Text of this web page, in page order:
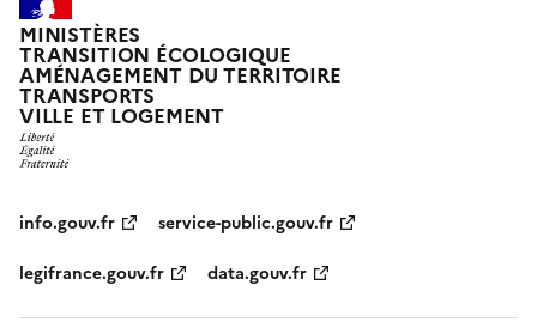
MINISTÈRES
TRANSITION ÉCOLOGIQUE
AMÉNAGEMENT DU TERRITOIRE
TRANSPORTS
VILLE ET LOGEMENT
info.gouv.fr
service-public.gouv.fr
legifrance.gouv.fr
data.gouv.fr